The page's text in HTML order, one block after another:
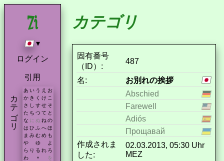
▾
ログイン
引用
カテゴリ あ い う え お
か き く け こ
さ し す せ そ
た ち つ て と
な に ぬ ね の
は ひ ふ へ ほ
ま み む め も
や
ゆ
よ
ら り る れ ろ
わ
* を
カテゴリ
固有番号
（ID）:
487
名:
お別れの挨拶
Abschied
Farewell
Adiós
Прощавай
作成されま
した:
02.03.2013, 05:30 Uhr
MEZ